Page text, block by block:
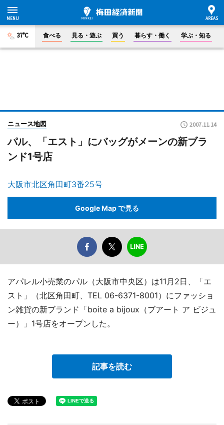
37°C 食べる 見る・遊ぶ 買う 暮らす・働く 学ぶ・知る
ニュース地図 2007.11.14
パル、「エスト」にバッグがメーンの新ブラ
ンド1号店
大阪市北区角田町3番25号
Google Map で見る
アパレル小売業のパル（大阪市中央区）は11月2日、「エ
スト」（北区角田町、TEL 06-6371-8001）にファッショ
ン雑貨の新ブランド「boite a bijoux（ブアート ア ビジュ
ー）」1号店をオープンした。
記事を読む